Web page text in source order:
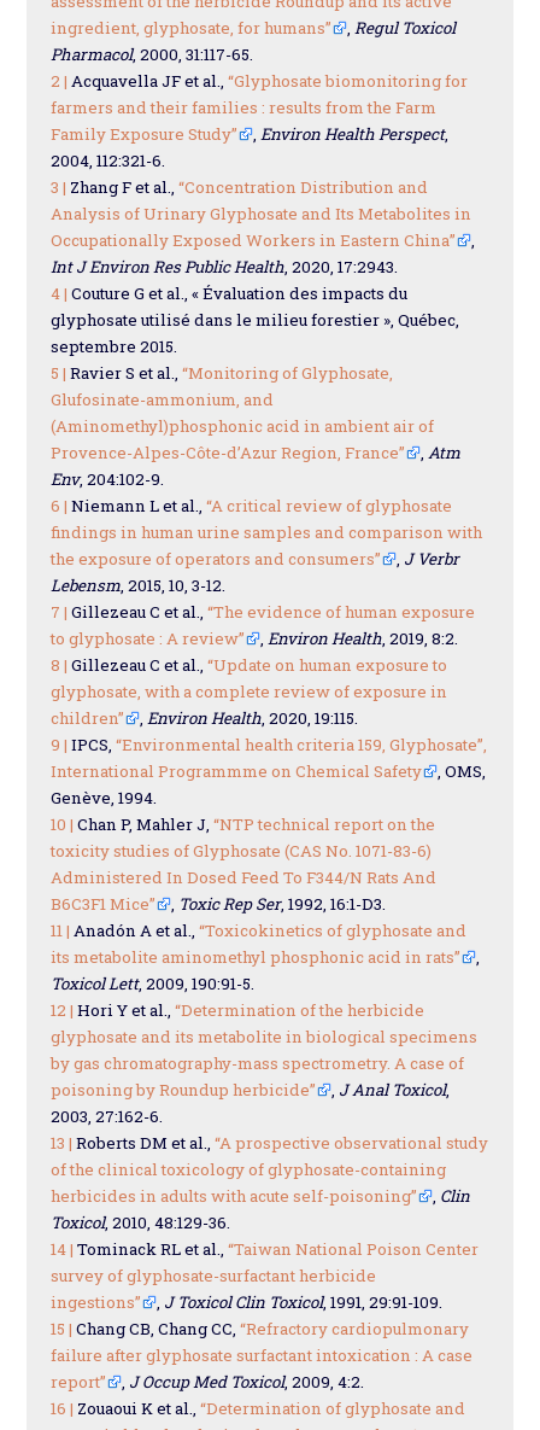
ingredient, glyphosate, for humans”
,Regul Toxicol
Pharmacol, 2000, 31:117-65.
2 | Acquavella JF et al.,“Glyphosate biomonitoring for
farmers and their families : results from the Farm
Family Exposure Study”
,Environ Health Perspect,
2004, 112:321-6.
3 | Zhang F et al.,“Concentration Distribution and
Analysis of Urinary Glyphosate and Its Metabolites in
Occupationally Exposed Workers in Eastern China”
,
Int J Environ Res Public Health, 2020, 17:2943.
4 | Couture G et al., « Évaluation des impacts du
glyphosate utilisé dans le milieu forestier », Québec,
septembre 2015.
5 | Ravier S et al.,“Monitoring of Glyphosate,
Glufosinate-ammonium, and
(Aminomethyl)phosphonic acid in ambient air of
Provence-Alpes-Côte-d’Azur Region, France”
,Atm
Env, 204:102-9.
6 | Niemann L et al.,“A critical review of glyphosate
findings in human urine samples and comparison with
the exposure of operators and consumers”
, J Verbr
Lebensm, 2015, 10, 3-12.
7 | Gillezeau C et al.,“The evidence of human exposure
to glyphosate : A review”
,Environ Health, 2019, 8:2.
8 | Gillezeau C et al.,“Update on human exposure to
glyphosate, with a complete review of exposure in
children”
,Environ Health, 2020, 19:115.
9 | IPCS,“Environmental health criteria 159, Glyphosate”,
International Programmme on Chemical Safety
, OMS,
Genève, 1994.
10 | Chan P, Mahler J,“NTP technical report on the
toxicity studies of Glyphosate (CAS No. 1071-83-6)
Administered In Dosed Feed To F344/N Rats And
B6C3F1 Mice”
, Toxic Rep Ser, 1992, 16:1-D3.
11 | Anadón A et al.,“Toxicokinetics of glyphosate and
its metabolite aminomethyl phosphonic acid in rats”
,
Toxicol Lett, 2009, 190:91-5.
12 | Hori Y et al.,“Determination of the herbicide
glyphosate and its metabolite in biological specimens
by gas chromatography-mass spectrometry. A case of
poisoning by Roundup herbicide”
, J Anal Toxicol,
2003, 27:162-6.
13 | Roberts DM et al.,“A prospective observational study
of the clinical toxicology of glyphosate-containing
herbicides in adults with acute self-poisoning”
, Clin
Toxicol, 2010, 48:129-36.
14 | Tominack RL et al.,“Taiwan National Poison Center
survey of glyphosate-surfactant herbicide
ingestions”
, J Toxicol Clin Toxicol, 1991, 29:91-109.
15 | Chang CB, Chang CC,“Refractory cardiopulmonary
failure after glyphosate surfactant intoxication : A case
report”
, J Occup Med Toxicol, 2009, 4:2.
16 | Zouaoui K et al.,“Determination of glyphosate and